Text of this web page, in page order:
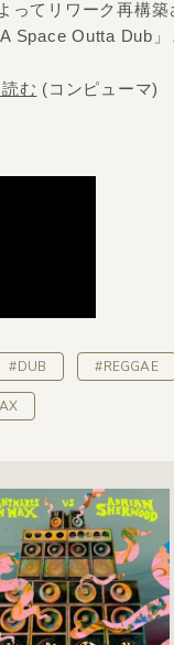
ってリワーク再構築
Space Outta Dub」
む (コンピューマ)
#DUB #REGGAE